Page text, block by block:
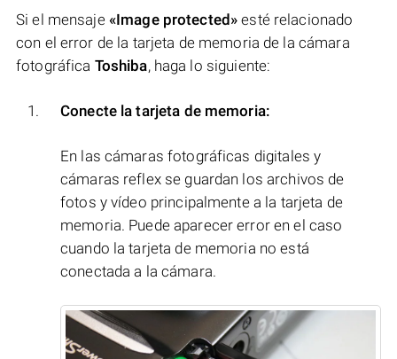
Si el mensaje «Image protected» esté relacionado
con el error de la tarjeta de memoria de la cámara
fotográfica Toshiba, haga lo siguiente:
Conecte la tarjeta de memoria:
En las cámaras fotográficas digitales y
cámaras reflex se guardan los archivos de
fotos y vídeo principalmente a la tarjeta de
memoria. Puede aparecer error en el caso
cuando la tarjeta de memoria no está
conectada a la cámara.